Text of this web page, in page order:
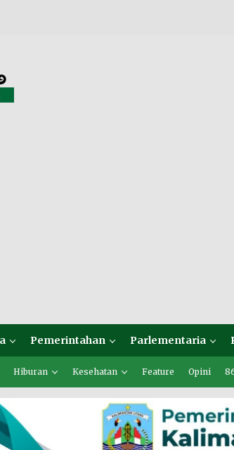
Pemerintahan Parlementaria
Hiburan Kesehatan Feature Opini